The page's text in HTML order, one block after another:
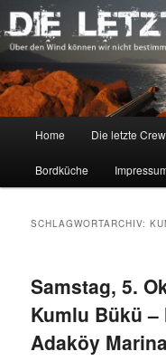
Zum
primären
Inhalt
springen
Zum
sekundären
Inhalt
springenDIE LETZTE
Über den Wind können wir
richten.
Home Die letzte Crew
Bordküche
SCHLAGWORTARCHIV:
Samstag, 5.
Kumlu Bükü –
Adaköy